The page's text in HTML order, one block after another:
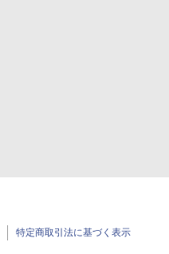
特定商取引法に基づく表示